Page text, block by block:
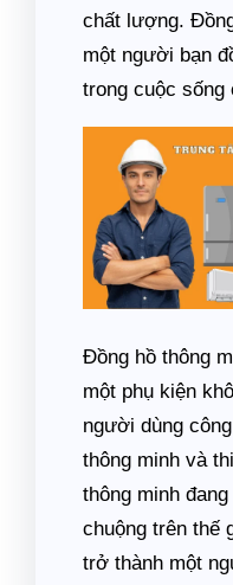
chất lượng.
một người bạn
trong cuộc sống
Đồng hồ thông
một phụ kiện
người dùng
thông minh và
thông minh
chuộng trên thế
trở thành một